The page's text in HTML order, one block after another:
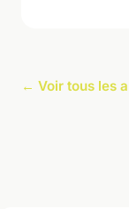
← Voir tous les